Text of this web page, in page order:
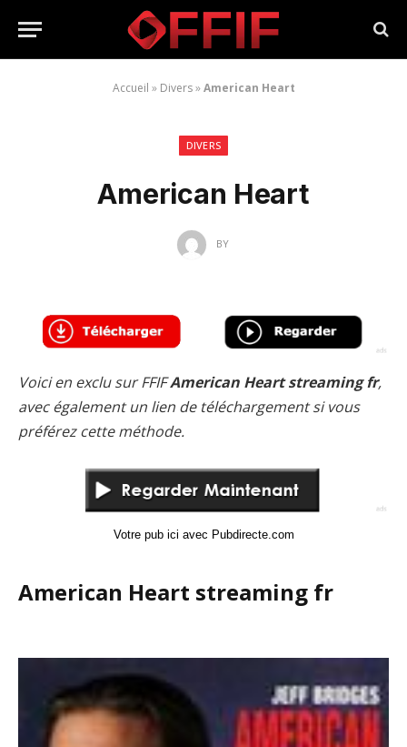
Accueil » Divers»American Heart
DIVERS
American Heart
BY
Voici en exclu sur FFIFAmerican Heart streaming fr,
avec également un lien de téléchargement si vous
préférez cette méthode.
Votre pub ici avec Pubdirecte.com
American Heart streaming fr